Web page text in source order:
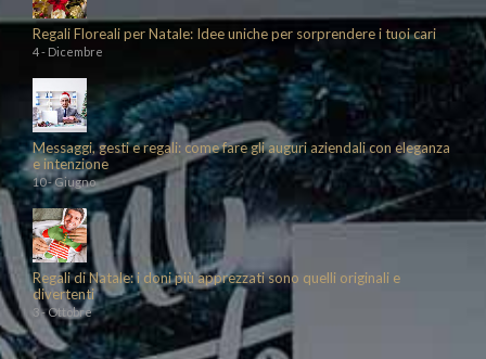
Regali Floreali per Natale: Idee uniche per sorprendere i tuoi cari
4 - Dicembre
Messaggi, gesti e regali: come fare gli auguri aziendali con eleganza
e intenzione
10 - Giugno
Regali di Natale: i doni più apprezzati sono quelli originali e
divertenti
3 - Ottobre